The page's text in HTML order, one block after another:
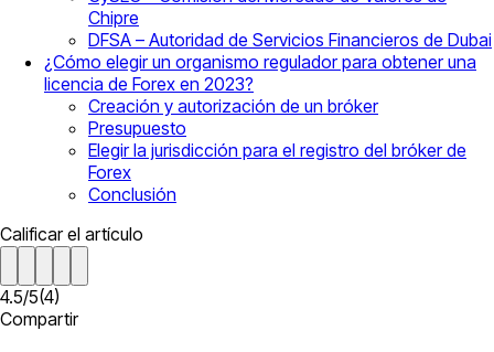
Chipre
DFSA – Autoridad de Servicios Financieros de Dubai
¿Cómo elegir un organismo regulador para obtener una
licencia de Forex en 2023?
Creación y autorización de un bróker
Presupuesto
Elegir la jurisdicción para el registro del bróker de
Forex
Conclusión
Calificar el artículo
4.5/5(4)
Compartir